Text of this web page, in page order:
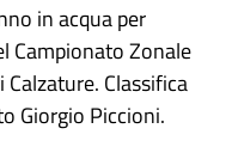
in acqua per
Campionato Zonale
Classifica
Giorgio Piccioni.